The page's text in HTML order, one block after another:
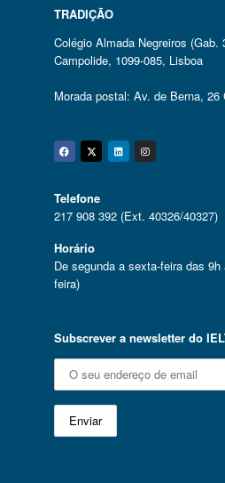
TRADIÇÃO
Colégio Almada Negreiros
Campolide, 1099-085, Lisboa
Morada postal: Av. de Berna, 26
Facebook
Twitter
Linkedin
Telefone
217 908 392 (Ext. 40326/40327)
Horário
De segunda a sexta-feira das
feira)
Subscrever a newsletter do